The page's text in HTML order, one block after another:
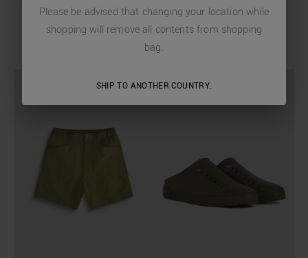
COMPLETE THE LOOK
Please be advised that changing your location while
shopping will remove all contents from shopping
bag.
SHIP TO ANOTHER COUNTRY.